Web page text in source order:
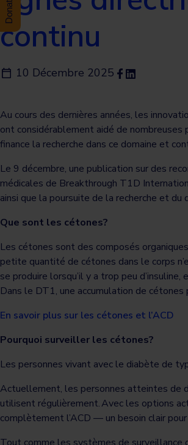
continu
10 Décembre 2025
Au cours des dernières années, les
ont considérablement aidé de
finance la recherche dans ce domaine et
Le 9 décembre, une publication sur des
médicales de Breakthrough T1D
ainsi que la poursuite de la recherche et
Que sont les cétones?
Les cétones sont des composés
petite quantité de cétones dans le corps
se produire lorsqu’il y a trop peu
Dans le DT1, une accumulation de
En savoir plus sur les cétones et l’ACD
Pourquoi surveiller les cétones?
Les personnes vivant avec le diabète de
Actuellement, les personnes atteintes de
utilisent régulièrement. Avec les options
complètement l’ACD — un besoin clair